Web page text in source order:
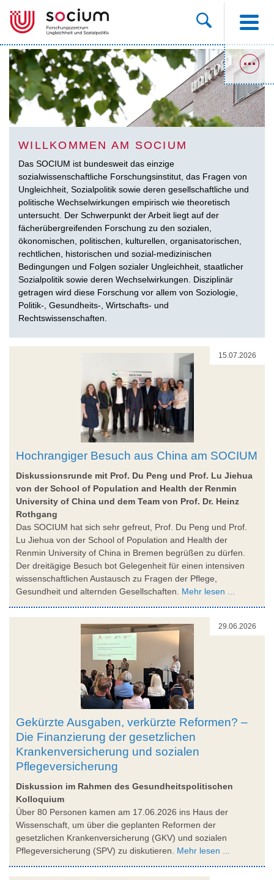
WILLKOMMEN AM SOCIUM
Das SOCIUM ist bundesweit das einzige
sozialwissenschaftliche Forschungsinstitut, das Fragen von
Ungleichheit, Sozialpolitik sowie deren gesellschaftliche und
politische Wechselwirkungen empirisch wie theoretisch
untersucht. Der Schwerpunkt der Arbeit liegt auf der
fächerübergreifenden Forschung zu den sozialen,
ökonomischen, politischen, kulturellen, organisatorischen,
rechtlichen, historischen und sozial-medizinischen
Bedingungen und Folgen sozialer Ungleichheit, staatlicher
Sozialpolitik sowie deren Wechselwirkungen. Disziplinär
getragen wird diese Forschung vor allem von Soziologie,
Politik-, Gesundheits-, Wirtschafts- und
Rechtswissenschaften.
15.07.2026
Hochrangiger Besuch aus China am SOCIUM
Diskussionsrunde mit Prof. Du Peng und Prof. Lu Jiehua
von der School of Population and Health der Renmin
University of China und dem Team von Prof. Dr. Heinz
Rothgang
Das SOCIUM hat sich sehr gefreut, Prof. Du Peng und Prof.
Lu Jiehua von der School of Population and Health der
Renmin University of China in Bremen begrüßen zu dürfen.
Der dreitägige Besuch bot Gelegenheit für einen intensiven
wissenschaftlichen Austausch zu Fragen der Pflege,
Gesundheit und alternden Gesellschaften. Mehr lesen ...
29.06.2026
Gekürzte Ausgaben, verkürzte Reformen? –
Die Finanzierung der gesetzlichen
Krankenversicherung und sozialen
Pflegeversicherung
Diskussion im Rahmen des Gesundheitspolitischen
Kolloquium
Über 80 Personen kamen am 17.06.2026 ins Haus der
Wissenschaft, um über die geplanten Reformen der
gesetzlichen Krankenversicherung (GKV) und sozialen
Pflegeversicherung (SPV) zu diskutieren. Mehr lesen ...